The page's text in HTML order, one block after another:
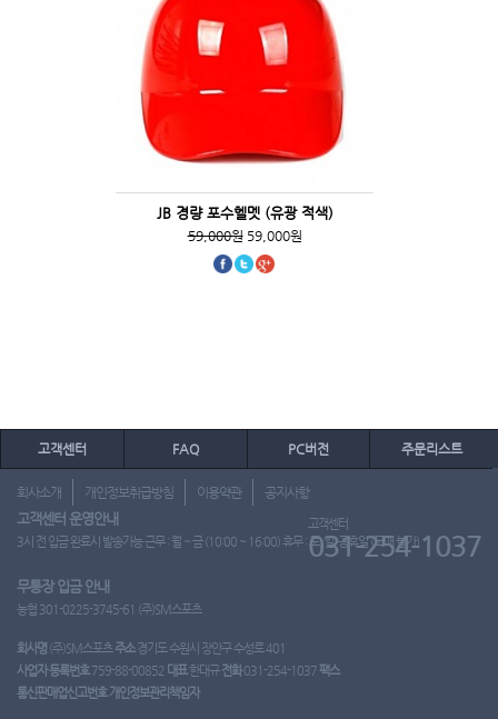
JB 경량 포수헬멧 (유광 적색)
59,000원59,000원
고객센터 FAQ PC버전 주문리스트
회사소개 개인정보취급방침 이용약관 공지사항
고객센터 운영안내
3시 전 입금 완료시 발송가능 근무 : 월 ~ 금 (10:00 ~ 16:00) 휴무 : 토, 일, 공휴일 (도매 불가)
고객센터
031-254-1037
무통장 입금 안내
농협 301-0225-3745-61 (주)SM스포츠
회사명 (주)SM스포츠주소경기도 수원시 장안구 수성로 401
사업자 등록번호759-88-00852 대표한대규 전화031-254-1037팩스
통신판매업신고번호 개인정보관리책임자